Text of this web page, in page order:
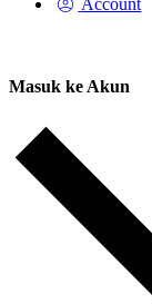
Account
Masuk ke Akun